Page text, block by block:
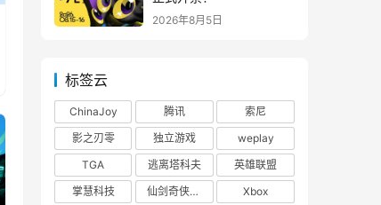
2026年8月5日
标签云
ChinaJoy 腾讯
索尼
影之刃零
独立游戏
weplay
TGA
逃离塔科夫
英雄联盟
掌慧科技
仙剑奇侠传四 Xbox